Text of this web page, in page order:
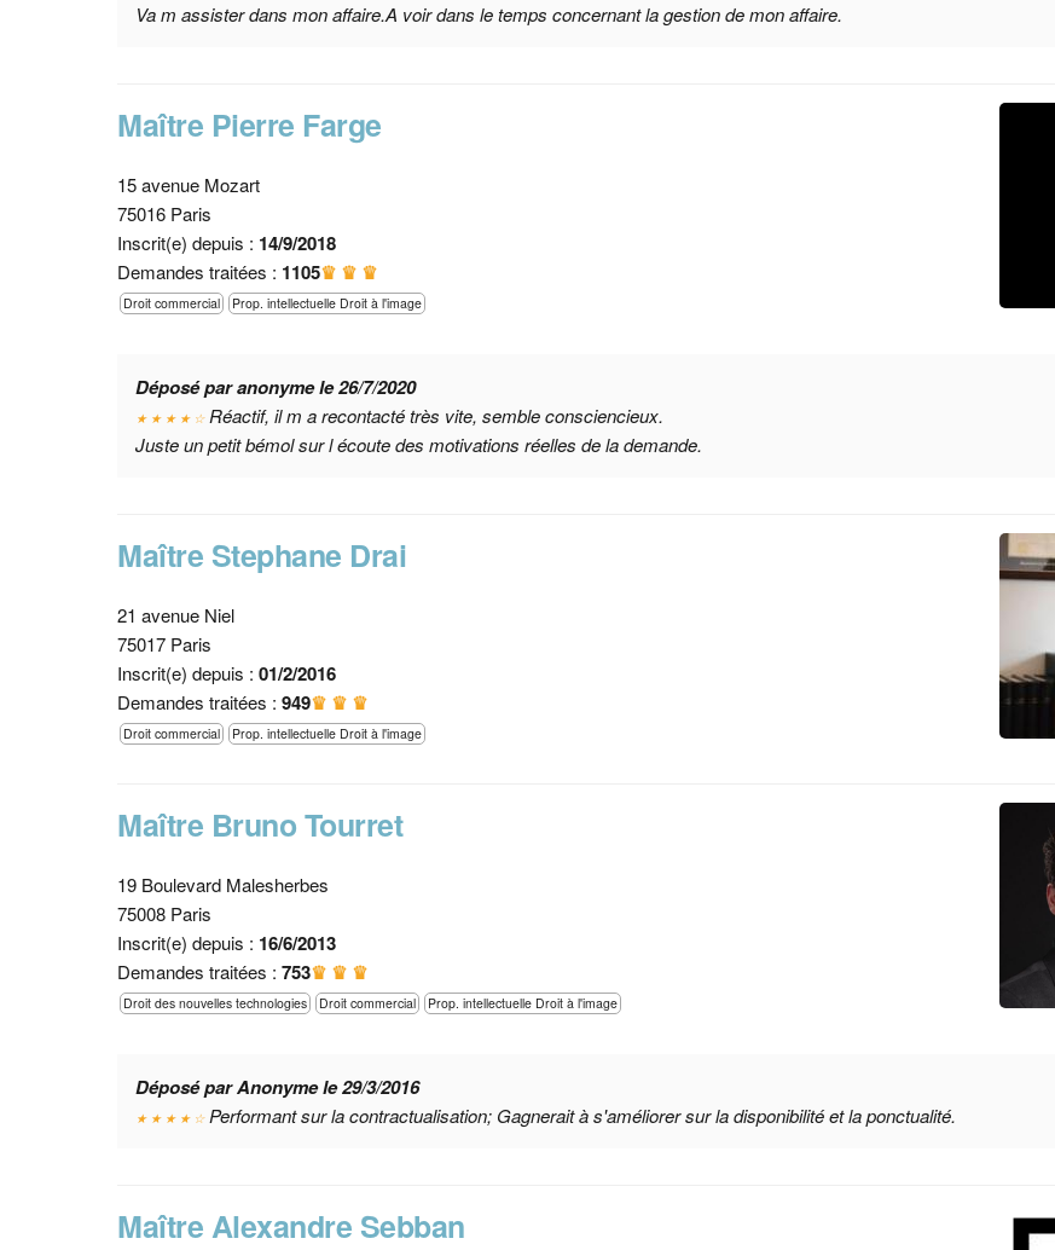
Va m assister dans mon affaire.A voir dans le temps concernant la gestion de mon affaire.
Maître Pierre Farge
15 avenue Mozart
75016 Paris
Inscrit(e) depuis : 14/9/2018
Demandes traitées : 1105♛ ♛ ♛
Droit commercial Prop. intellectuelle Droit à l'image
Déposé par anonyme le 26/7/2020
★ ★ ★ ★ ☆Réactif, il m a recontacté très vite, semble consciencieux.
Juste un petit bémol sur l écoute des motivations réelles de la demande.
Maître Stephane Drai
21 avenue Niel
75017 Paris
Inscrit(e) depuis :01/2/2016
Demandes traitées :949♛ ♛ ♛
Droit commercial Prop. intellectuelle Droit à l'image
Maître Bruno Tourret
19 Boulevard Malesherbes
75008 Paris
Inscrit(e) depuis : 16/6/2013
Demandes traitées :753♛ ♛ ♛
Droit des nouvelles technologies Droit commercial Prop. intellectuelle Droit à l'image
Déposé par Anonyme le 29/3/2016
★ ★ ★ ★ ☆Performant sur la contractualisation; Gagnerait à s'améliorer sur la disponibilité et la ponctualité.
Maître Alexandre Sebban